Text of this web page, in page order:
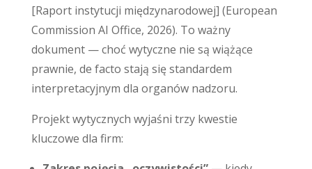
[Raport instytucji międzynarodowej] (European
Commission AI Office, 2026). To ważny
dokument — choć wytyczne nie są wiążące
prawnie, de facto stają się standardem
interpretacyjnym dla organów nadzoru.
Projekt wytycznych wyjaśni trzy kwestie
kluczowe dla firm: